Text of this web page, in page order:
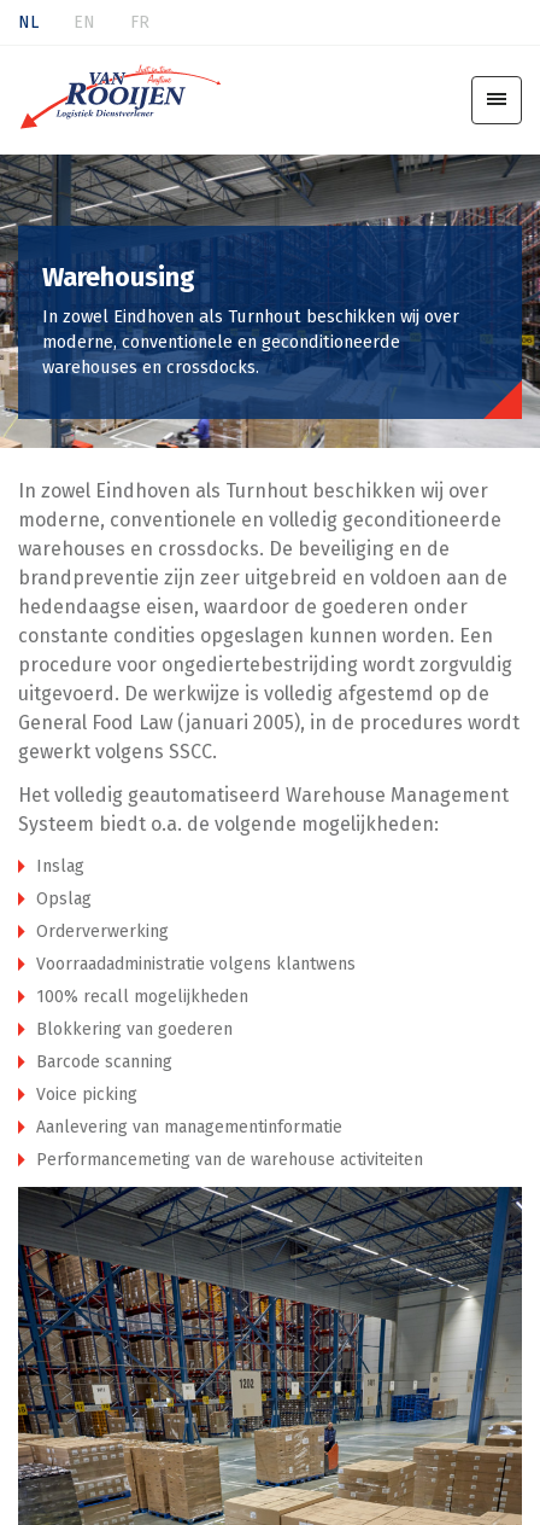
NL EN FR
Warehousing
In zowel Eindhoven als Turnhout beschikken wij over
moderne, conventionele en geconditioneerde
warehouses en crossdocks.
In zowel Eindhoven als Turnhout beschikken wij over
moderne, conventionele en volledig geconditioneerde
warehouses en crossdocks. De beveiliging en de
brandpreventie zijn zeer uitgebreid en voldoen aan de
hedendaagse eisen, waardoor de goederen onder
constante condities opgeslagen kunnen worden. Een
procedure voor ongediertebestrijding wordt zorgvuldig
uitgevoerd. De werkwijze is volledig afgestemd op de
General Food Law (januari 2005), in de procedures wordt
gewerkt volgens SSCC.
Het volledig geautomatiseerd Warehouse Management
Systeem biedt o.a. de volgende mogelijkheden:
Inslag
Opslag
Orderverwerking
Voorraadadministratie volgens klantwens
100% recall mogelijkheden
Blokkering van goederen
Barcode scanning
Voice picking
Aanlevering van managementinformatie
Performancemeting van de warehouse activiteiten